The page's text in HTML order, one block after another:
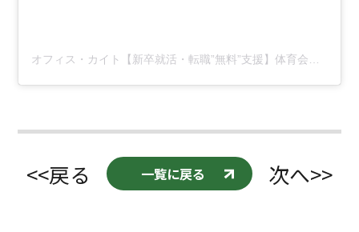
オフィス・カイト【新卒就活・転職”無料”支援】体育会出身代表/職業紹介会社(@officekite)がシェアした投稿
<<戻る 一覧に戻る 次へ>>